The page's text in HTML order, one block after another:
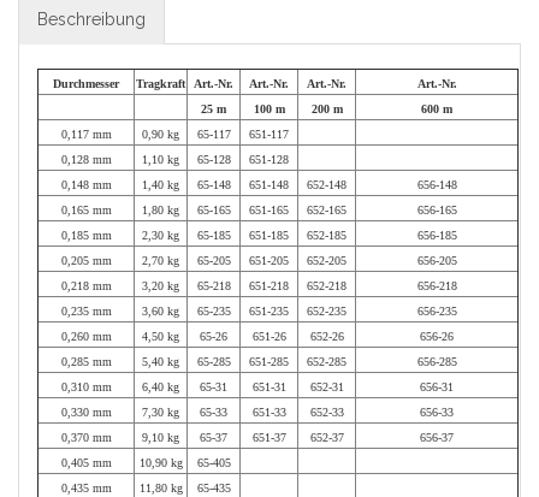
Beschreibung
Durchmesser Tragkraft Art.-Nr. Art.-Nr. Art.-Nr.
Art.-Nr.
25 m
100 m 200 m
600 m
0,117 mm
0,90 kg 65-117
651-117
0,128 mm
1,10 kg 65-128
651-128
0,148 mm
1,40 kg 65-148 651-148 652-148
656-148
0,165 mm
1,80 kg 65-165 651-165 652-165
656-165
0,185 mm
2,30 kg 65-185 651-185 652-185
656-185
0,205 mm
2,70 kg 65-205 651-205 652-205
656-205
0,218 mm
3,20 kg 65-218 651-218 652-218
656-218
0,235 mm
3,60 kg 65-235 651-235 652-235
656-235
0,260 mm
4,50 kg 65-26 651-26 652-26
656-26
0,285 mm
5,40 kg 65-285 651-285 652-285
656-285
0,310 mm
6,40 kg 65-31 651-31 652-31
656-31
0,330 mm
7,30 kg 65-33 651-33 652-33
656-33
0,370 mm
9,10 kg 65-37 651-37 652-37
656-37
0,405 mm
10,90 kg
65-405
0,435 mm
11,80 kg
65-435